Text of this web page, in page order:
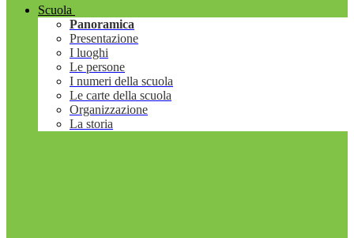
Scuola
Panoramica
Presentazione
I luoghi
Le persone
I numeri della scuola
Le carte della scuola
Organizzazione
La storia